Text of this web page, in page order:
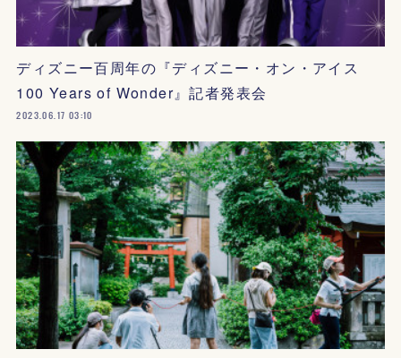
ディズニー百周年の『ディズニー・オン・アイス
100 Years of Wonder』記者発表会
2023.06.17 03:10